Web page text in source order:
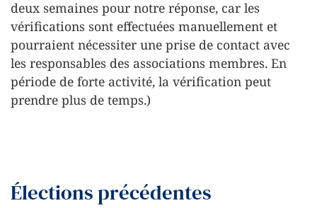
deux semaines pour notre réponse, car les
vérifications sont effectuées manuellement et
pourraient nécessiter une prise de contact avec
les responsables des associations membres. En
période de forte activité, la vérification peut
prendre plus de temps.)
Élections précédentes